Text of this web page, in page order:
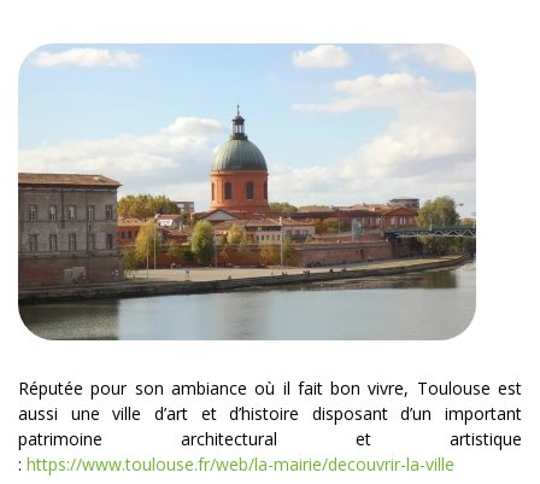
Réputée pour son ambiance où il fait bon vivre, Toulouse est
aussi une ville d’art et d’histoire disposant d’un important
patrimoine architectural et artistique
: https://www.toulouse.fr/web/la-mairie/decouvrir-la-ville